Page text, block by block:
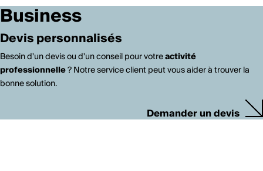
Business
Devis personnalisés
Besoin d'un devis ou d'un conseil pour votreactivité
professionnelle? Notre service client peut vous aider à trouver la
bonne solution.
Demander un devis